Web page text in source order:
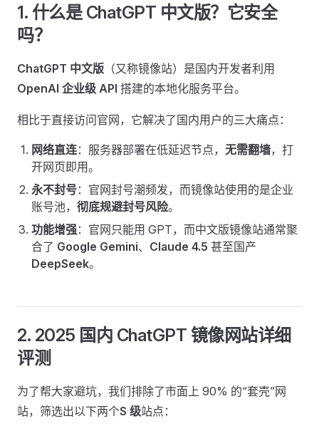
1. 什么是 ChatGPT 中文版？它安全
吗？
ChatGPT 中文版 （又称镜像站）是国内开发者利用
OpenAI 企业级 API 搭建的本地化服务平台。
相比于直接访问官网，它解决了国内用户的三大痛点：
网络直连：服务器部署在低延迟节点， 无需翻墙，打
开网页即用。
永不封号：官网封号潮频发，而镜像站使用的是企业
账号池， 彻底规避封号风险。
功能增强：官网只能用 GPT，而中文版镜像站通常聚
合了 Google Gemini、 Claude 4.5 甚至国产
DeepSeek。
2. 2025 国内 ChatGPT 镜像网站详细
评测
为了帮大家避坑，我们排除了市面上 90% 的“套壳”网
站，筛选出以下两个S 级站点：